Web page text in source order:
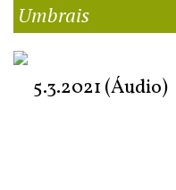
Umbrais
5.3.2021 (Áudio)